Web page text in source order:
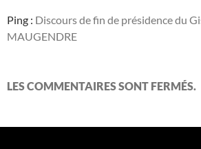
Ping : Discours de fin de présidence du
MAUGENDRE
LES COMMENTAIRES SONT FERMÉS.